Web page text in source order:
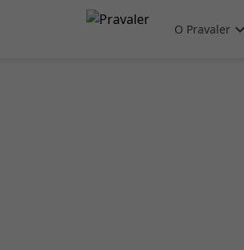
Pular para o conteúdo principal
O Pravaler